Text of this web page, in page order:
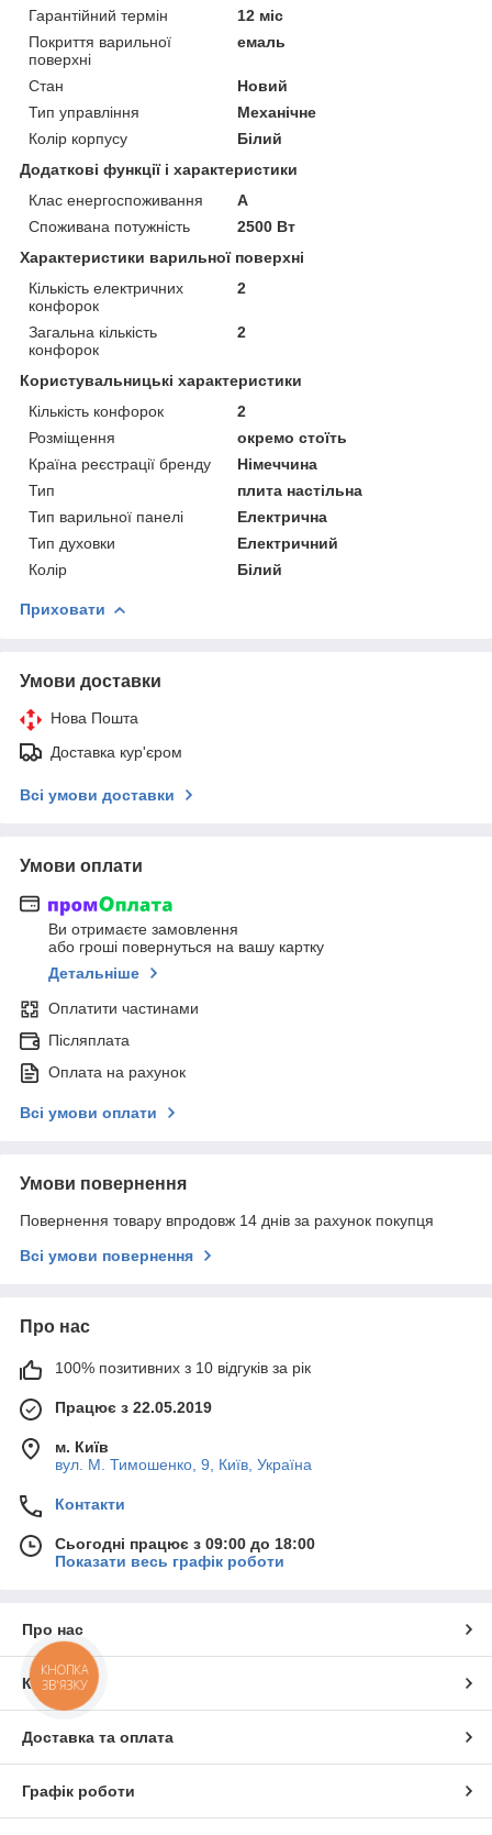
Гарантійний термін
12 міс
Покриття варильної
поверхні
емаль
Стан
Новий
Тип управління
Механічне
Колір корпусу
Білий
Додаткові функції і характеристики
Клас енергоспоживання
A
Споживана потужність
2500 Вт
Характеристики варильної поверхні
Кількість електричних
конфорок
2
Загальна кількість
конфорок
2
Користувальницькі характеристики
Кількість конфорок
2
Розміщення
окремо стоїть
Країна реєстрації бренду
Німеччина
Тип
плита настільна
Тип варильної панелі
Електрична
Тип духовки
Електричний
Колір
Білий
Приховати
Умови доставки
Нова Пошта
Доставка кур'єром
Всі умови доставки
Умови оплати
Ви отримаєте замовлення
або гроші повернуться на вашу картку
Детальніше
Оплатити частинами
Післяплата
Оплата на рахунок
Всі умови оплати
Умови повернення
Повернення товару впродовж 14 днів за рахунок покупця
Всі умови повернення
Про нас
100% позитивних з 10 відгуків за рік
Працює з 22.05.2019
м. Київ
вул. М. Тимошенко, 9, Київ, Україна
Контакти
Сьогодні працює з 09:00 до 18:00
Показати весь графік роботи
Про нас
Контакти
Доставка та оплата
Графік роботи
КНОПКА
ЗВ'ЯЗКУ